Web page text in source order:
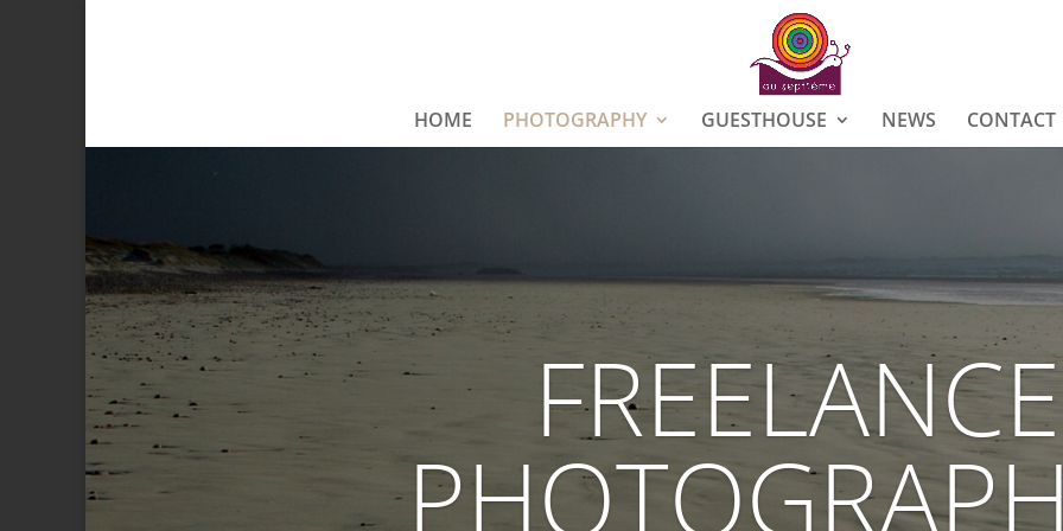
HOME PHOTOGRAPHY GUESTHOUSE NEWS CONTACT
FREELANCE